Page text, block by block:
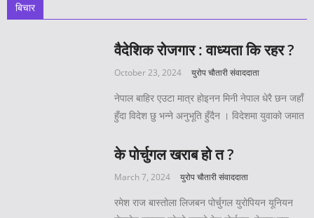
बिचार
वैदेशिक रोजगार : वाध्यता कि रहर ?
October 23, 2024 युरोप चौतारी संवाददाता
नेपाल बाहिर एउटा मात्र होइनन मिनी नेपाल धेरै छन जहाँ
हुँदा विदेश छु भन्ने अनुभूति हुँदैन । विदेशमा युवाको जमात
के पोर्चुगल खराब हो त ?
March 7, 2024 युरोप चौतारी संवाददाता
रमेश राज बास्तोला लिजबन पोर्चुगल युरोपियन यूनियन